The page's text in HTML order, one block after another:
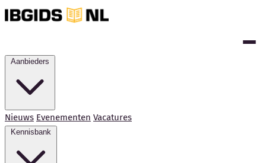
Nieuws Evenementen Vacatures